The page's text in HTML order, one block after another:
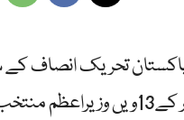
تحریک انصاف کے
آزاد کشمیر کے13ویں